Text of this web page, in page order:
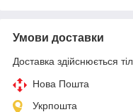
Умови доставки
Доставка здійснюється
Нова Пошта
Укрпошта